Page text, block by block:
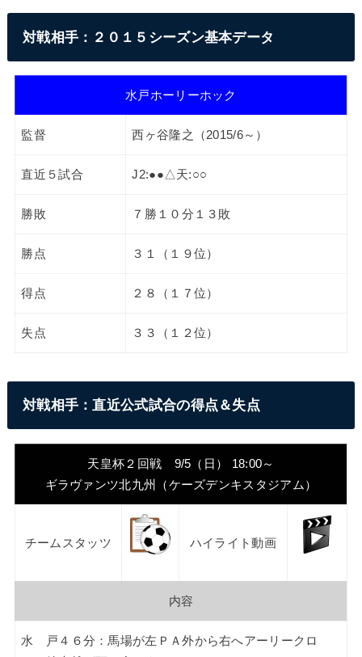
対戦相手：２０１５シーズン基本データ
水戸ホーリーホック
監督 西ヶ谷隆之（2015/6～）
直近５試合 J2:●●△天:○○
勝敗 ７勝１０分１３敗
勝点 ３１（１９位）
得点 ２８（１７位）
失点 ３３（１２位）
対戦相手：直近公式試合の得点＆失点
天皇杯２回戦 9/5（日） 18:00～
ギラヴァンツ北九州（ケーズデンキスタジアム）
チームスタッツ ハイライト動画
内容
水 戸４６分：馬場が左ＰＡ外から右へアーリークロ